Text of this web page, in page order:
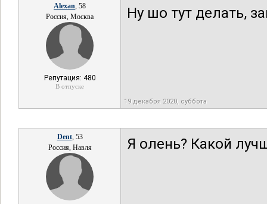
Alexan, 58
Россия, Москва
Репутация: 480
В отпуске
Ну шо тут делать,
19 декабря 2020, суббота
Dent, 53
Россия, Навля
Я олень? Какой